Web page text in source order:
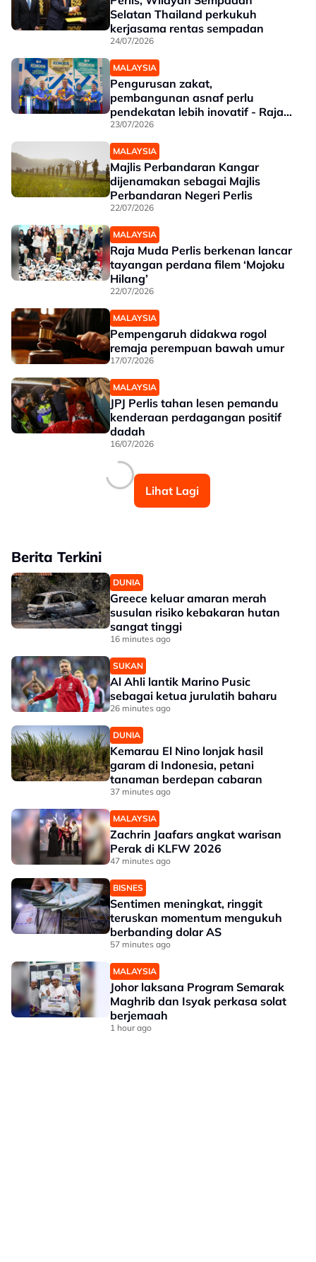
Selatan Thailand perkukuh
kerjasama rentas sempadan
24/07/2026
MALAYSIA
Pengurusan zakat,
pembangunan asnaf perlu
pendekatan lebih inovatif - Raja
Muda Perlis
23/07/2026
MALAYSIA
Majlis Perbandaran Kangar
dijenamakan sebagai Majlis
Perbandaran Negeri Perlis
22/07/2026
MALAYSIA
Raja Muda Perlis berkenan lancar
tayangan perdana filem ‘Mojoku
Hilang’
22/07/2026
MALAYSIA
Pempengaruh didakwa rogol
remaja perempuan bawah umur
17/07/2026
MALAYSIA
JPJ Perlis tahan lesen pemandu
kenderaan perdagangan positif
dadah
16/07/2026
Lihat Lagi
Berita Terkini
DUNIA
Greece keluar amaran merah
susulan risiko kebakaran hutan
sangat tinggi
16 minutes ago
SUKAN
Al Ahli lantik Marino Pusic
sebagai ketua jurulatih baharu
26 minutes ago
DUNIA
Kemarau El Nino lonjak hasil
garam di Indonesia, petani
tanaman berdepan cabaran
37 minutes ago
MALAYSIA
Zachrin Jaafars angkat warisan
Perak di KLFW 2026
47 minutes ago
BISNES
Sentimen meningkat, ringgit
teruskan momentum mengukuh
berbanding dolar AS
57 minutes ago
MALAYSIA
Johor laksana Program Semarak
Maghrib dan Isyak perkasa solat
berjemaah
1 hour ago